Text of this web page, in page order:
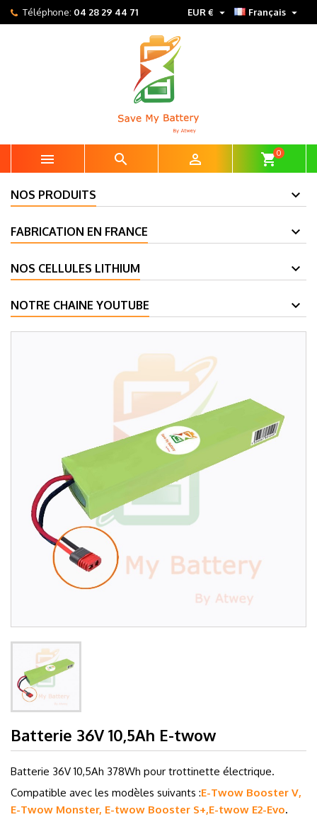
Téléphone: 04 28 29 44 71 Français 
EUR € 
   shopping_cart0
NOS PRODUITS
FABRICATION EN FRANCE
NOS CELLULES LITHIUM
NOTRE CHAINE YOUTUBE
Batterie 36V 10,5Ah E-twow
Batterie 36V 10,5Ah 378Wh pour trottinette électrique.
Compatible avec les modèles suivants :E-Twow Booster V,
E-Twow Monster, E-twow Booster S+,E-twow E2-Evo.